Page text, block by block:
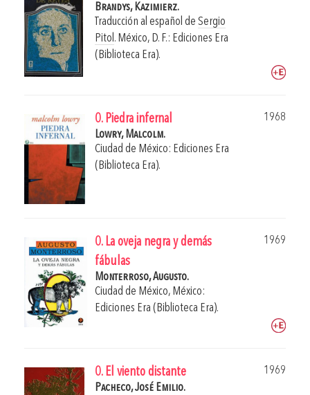
Brandys, Kazimierz.
Traducción al español de Sergio
Pitol. México, D. F.: Ediciones Era
(Biblioteca Era).
0. Piedra infernal
1968
Lowry, Malcolm.
Ciudad de México: Ediciones Era
(Biblioteca Era).
0. La oveja negra y demás
fábulas
1969
Monterroso, Augusto.
Ciudad de México, México:
Ediciones Era (Biblioteca Era).
0. El viento distante
1969
Pacheco, José Emilio.